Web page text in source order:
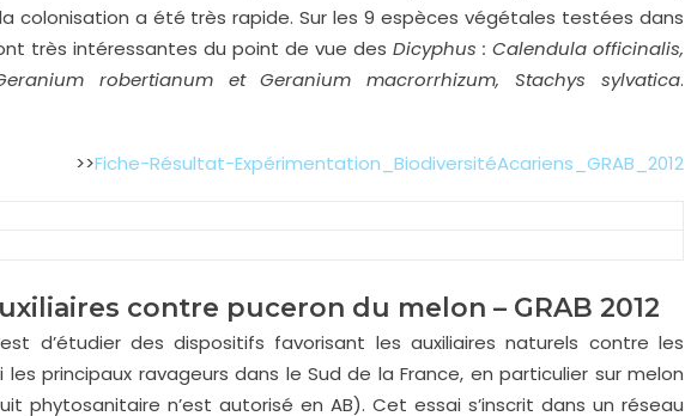
colonisation a été très rapide. Sur les 9 espèces végétales testées dans
très intéressantes du point de vue des Dicyphus : Calendula officinalis,
robertianum et Geranium macrorrhizum, Stachys sylvatica.
>>Fiche-Résultat-Expérimentation_BiodiversitéAcariens_GRAB_2012
contre puceron du melon – GRAB 2012
d’étudier des dispositifs favorisant les auxiliaires naturels contre les
principaux ravageurs dans le Sud de la France, en particulier sur melon
phytosanitaire n’est autorisé en AB). Cet essai s’inscrit dans un réseau